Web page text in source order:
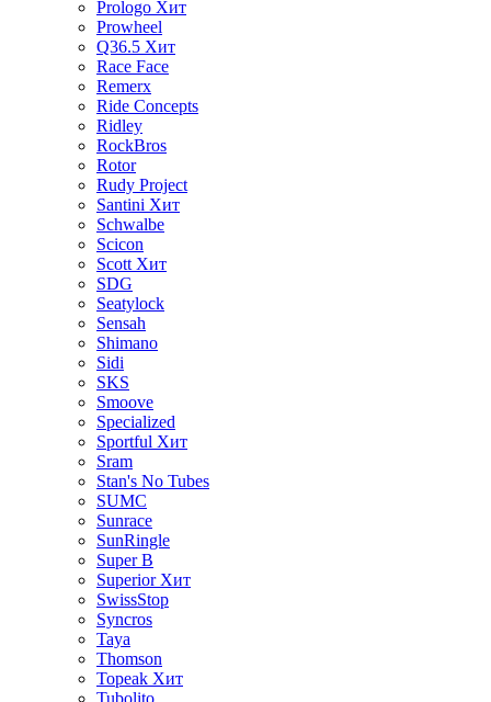
Prologo Хит
Prowheel
Q36.5 Хит
Race Face
Remerx
Ride Concepts
Ridley
RockBros
Rotor
Rudy Project
Santini Хит
Schwalbe
Scicon
Scott Хит
SDG
Seatylock
Sensah
Shimano
Sidi
SKS
Smoove
Specialized
Sportful Хит
Sram
Stan's No Tubes
SUMC
Sunrace
SunRingle
Super B
Superior Хит
SwissStop
Syncros
Taya
Thomson
Topeak Хит
Tubolito